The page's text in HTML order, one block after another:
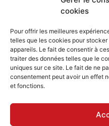
cookies
Pour offrir les meilleures
telles que les cookies pour
appareils. Le fait de consentir à
traiter des données telles que le
uniques sur ce site. Le fait de ne
consentement peut avoir un effet
et fonctions.
Demande d’actes
Inscription listes
Recensement militaire
Le journal de ma ville
Gestion des déchets